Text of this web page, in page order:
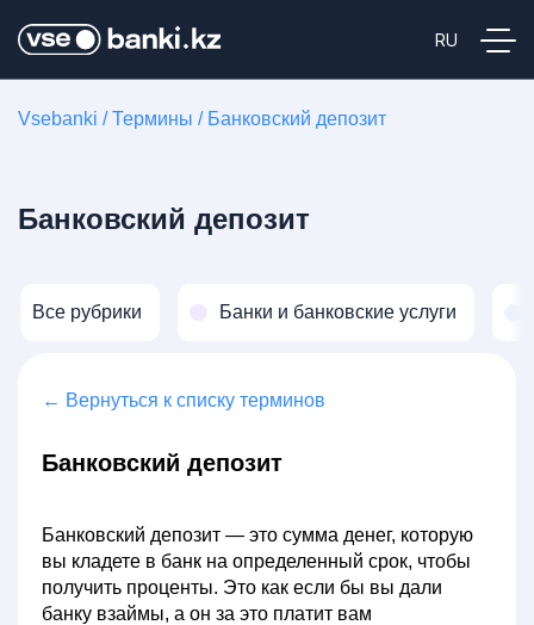
Vsebanki /Термины / Банковский депозит
Банковский депозит
Все рубрики Банки и банковские услуги
← Вернуться к списку терминов
Банковский депозит
Банковский депозит — это сумма денег, которую
вы кладете в банк на определенный срок, чтобы
получить проценты. Это как если бы вы дали
банку взаймы, а он за это платит вам